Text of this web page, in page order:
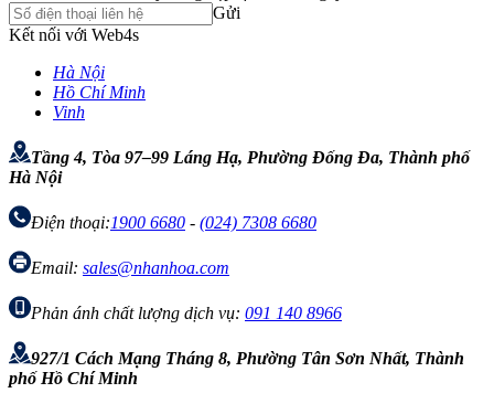
Gửi
Kết nối với Web4s
Hà Nội
Hồ Chí Minh
Vinh
Tầng 4, Tòa 97–99 Láng Hạ, Phường Đống Đa, Thành phố
Hà Nội
Điện thoại:1900 6680 - (024) 7308 6680
Email: sales@nhanhoa.com
Phản ánh chất lượng dịch vụ: 091 140 8966
927/1 Cách Mạng Tháng 8, Phường Tân Sơn Nhất, Thành
phố Hồ Chí Minh